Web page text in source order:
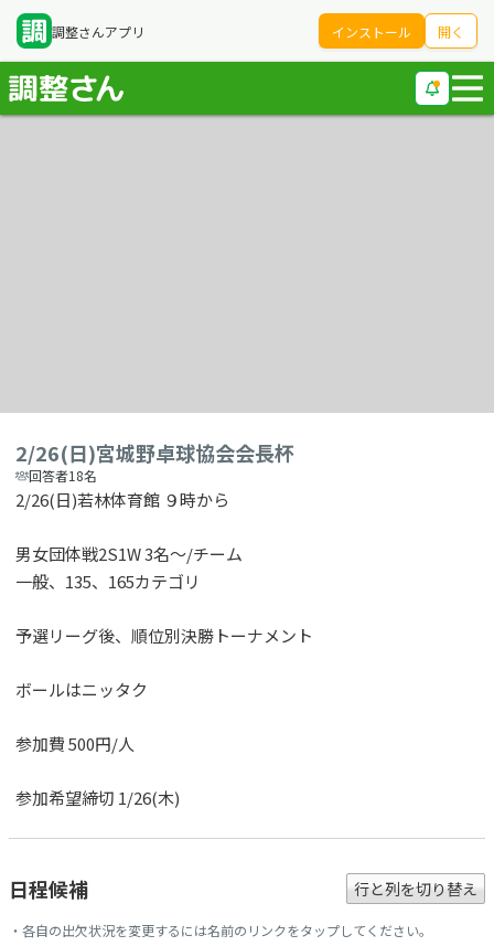
調整さんアプリ インストール 開く
2/26(日)宮城野卓球協会会長杯
回答者18名
2/26(日)若林体育館 ９時から
男女団体戦2S1W 3名～/チーム
一般、135、165カテゴリ
予選リーグ後、順位別決勝トーナメント
ボールはニッタク
参加費 500円/人
参加希望締切 1/26(木)
日程候補 行と列を切り替え
・各自の出欠状況を変更するには名前のリンクをタップしてください。